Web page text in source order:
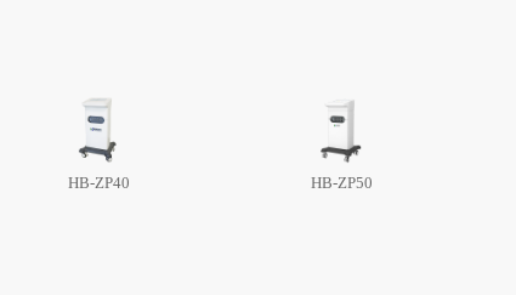
HB-ZP40 HB-ZP50